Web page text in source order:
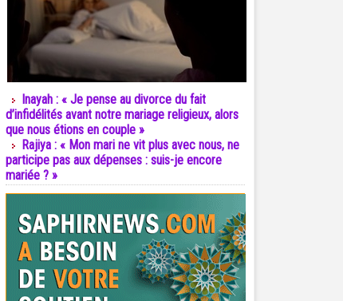
Inayah : « Je pense au divorce du fait
d’infidélités avant notre mariage religieux, alors
que nous étions en couple »
Rajiya : « Mon mari ne vit plus avec nous, ne
participe pas aux dépenses : suis-je encore
mariée ? »